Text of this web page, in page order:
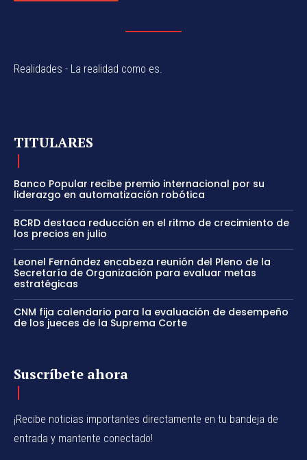
Realidades - La realidad como es.
TITULARES
Banco Popular recibe premio internacional por su
liderazgo en automatización robótica
BCRD destaca reducción en el ritmo de crecimiento de
los precios en julio
Leonel Fernández encabeza reunión del Pleno de la
Secretaría de Organización para evaluar metas
estratégicas
CNM fija calendario para la evaluación de desempeño
de los jueces de la Suprema Corte
Suscríbete ahora
¡Recibe noticias importantes directamente en tu bandeja de
entrada y mantente conectado!